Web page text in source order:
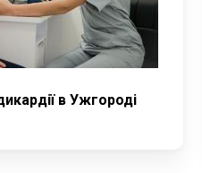
в Ужгороді